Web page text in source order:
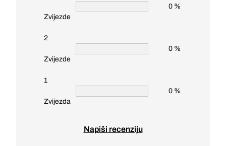
Zvijezde
0 %
2
Zvijezde
0 %
1
Zvijezda
0 %
Napiši recenziju